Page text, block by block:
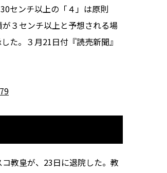
センチ以上の「４」は原則
３センチ以上と予想される場
た。３月21日付『読売新聞』
教皇が、23日に退院した。教